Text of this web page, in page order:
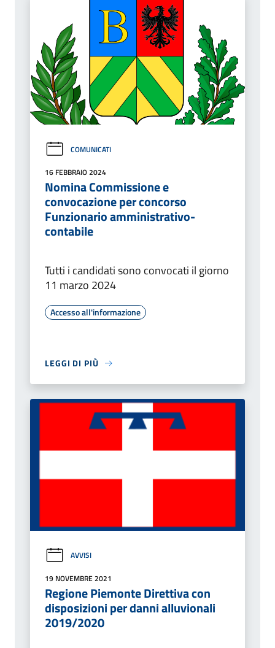
COMUNICATI
16 FEBBRAIO 2024
Nomina Commissione e
convocazione per concorso
Funzionario amministrativo-
contabile
Tutti i candidati sono convocati il giorno
11 marzo 2024
Accesso all'informazione
LEGGI DI PIÙ
AVVISI
19 NOVEMBRE 2021
Regione Piemonte Direttiva con
disposizioni per danni alluvionali
2019/2020